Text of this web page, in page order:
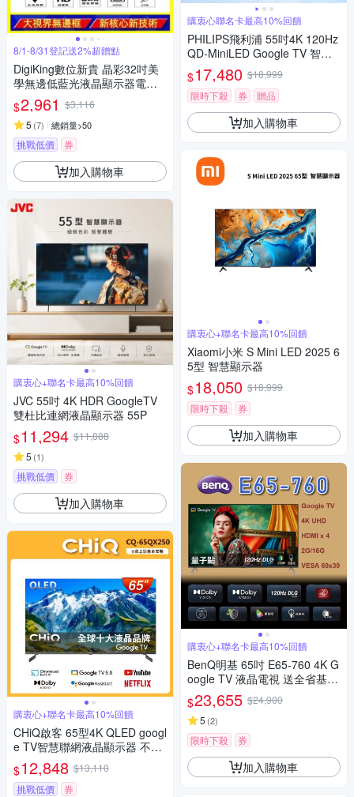
8/1-8/31登記送2%超贈點
DigiKing數位新貴 晶彩32吋美
學無邊低藍光液晶顯示器電視
DK-VM32HP11
$2,961 $3,116
5 (7) 總銷量>50
挑戰低價 券
加入購物車
購衷心+聯名卡最高10%回饋
JVC 55吋 4K HDR GoogleTV
雙杜比連網液晶顯示器 55P
$11,294 $11,888
5 (1)
挑戰低價 券
加入購物車
購衷心+聯名卡最高10%回饋
CHiQ啟客 65型4K QLED googl
e TV智慧聯網液晶顯示器 不含
視訊盒 CQ-65QX250 含基本安
裝+舊機回收
$12,848 $13,110
挑戰低價
券
購衷心聯名卡最高10%回饋
PHILIPS飛利浦 55吋4K 120Hz
QD-MiniLED Google TV 智慧
顯示器 55PML9108
$17,480 $18,999
限時下殺
券 贈品
加入購物車
購衷心+聯名卡最高10%回饋
Xiaomi小米 S Mini LED 2025 6
5型 智慧顯示器
$18,050 $18,999
限時下殺
券
加入購物車
購衷心+聯名卡最高10%回饋
BenQ明基 65吋 E65-760 4K G
oogle TV 液晶電視 送全省基本
安裝
$23,655 $24,900
5 (2)
限時下殺 券
加入購物車